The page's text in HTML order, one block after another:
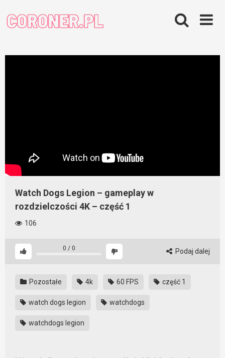
content
Watch Dogs Legion – gameplay w
rozdzielczości 4K – część 1
106
0 / 0 Podaj dalej
Pozostałe 4k 60 FPS część 1
watch dogs legion watchdogs
watchdogs legion